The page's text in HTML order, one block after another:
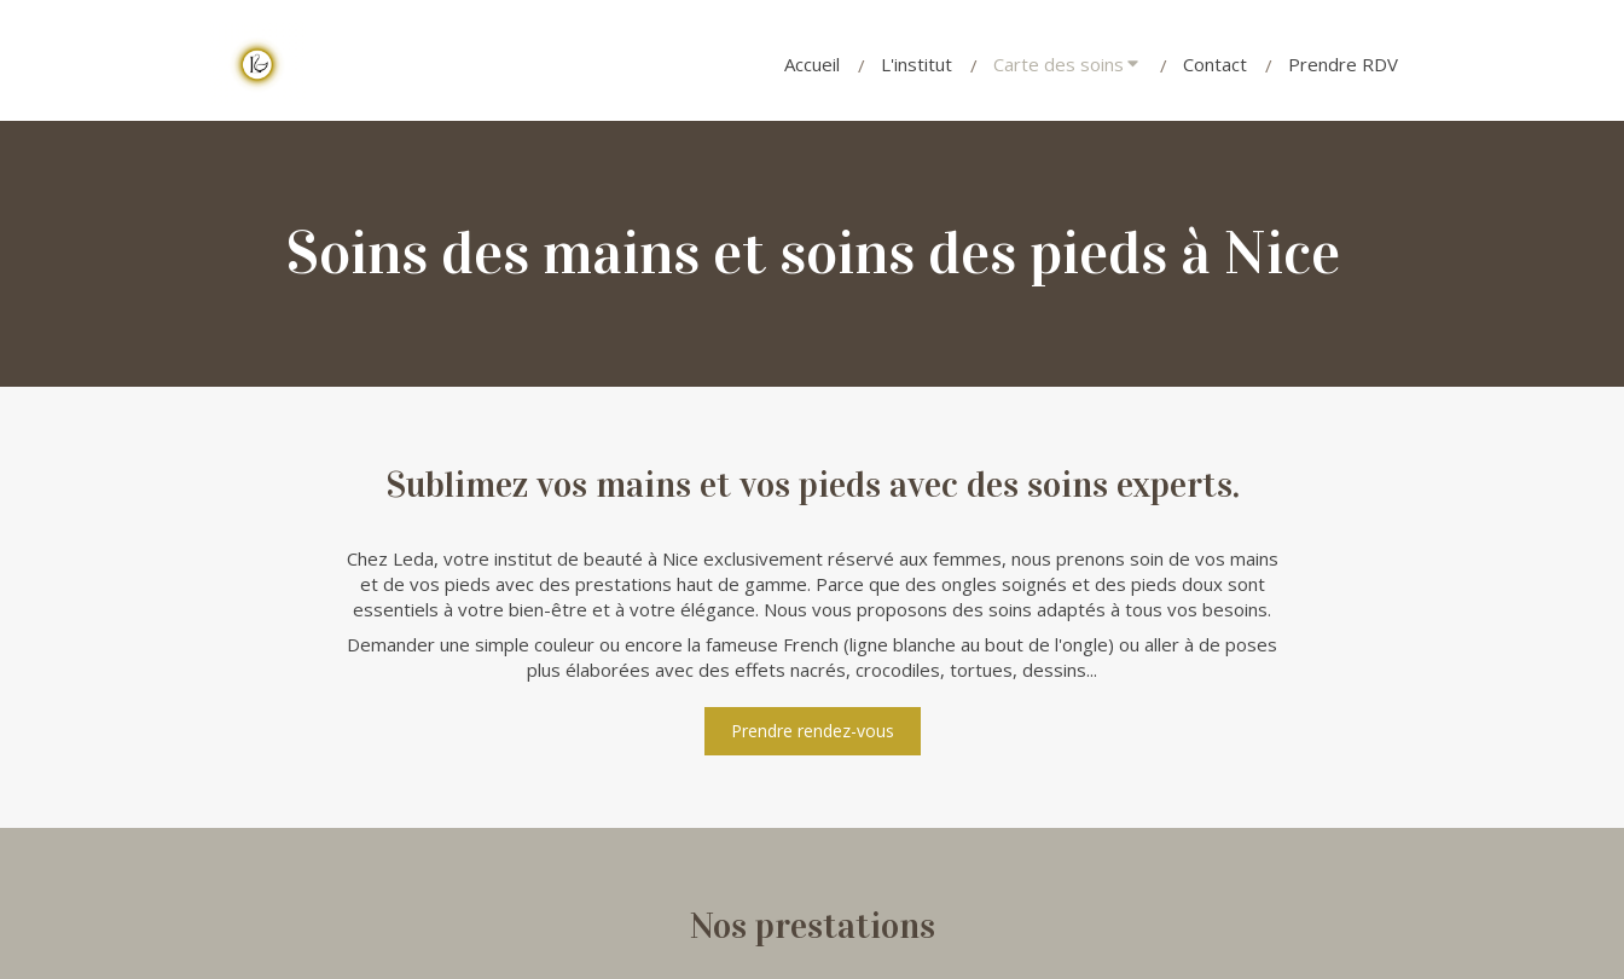
Accueil L'institut Carte des soins Contact Prendre RDV
Soins des mains et soins des pieds à Nice
Sublimez vos mains et vos pieds avec des soins experts.
Chez Leda, votre institut de beauté à Nice exclusivement réservé aux femmes, nous prenons soin de vos mains
et de vos pieds avec des prestations haut de gamme. Parce que des ongles soignés et des pieds doux sont
essentiels à votre bien-être et à votre élégance. Nous vous proposons des soins adaptés à tous vos besoins.
Demander une simple couleur ou encore la fameuse French (ligne blanche au bout de l'ongle) ou aller à de poses
plus élaborées avec des effets nacrés, crocodiles, tortues, dessins...
Prendre rendez-vous
Nos prestations